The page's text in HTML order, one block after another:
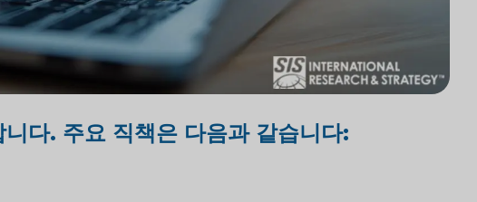
다. 주요 직책은 다음과 같습니다: